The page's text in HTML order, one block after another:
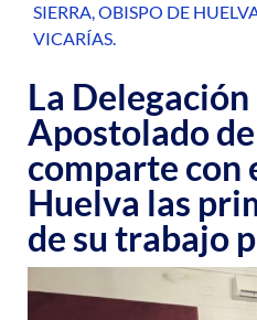
SIERRA,OBISPO DE
VICARÍAS.
La
Apostolado
comparte con
Huelva las
de su trabajo